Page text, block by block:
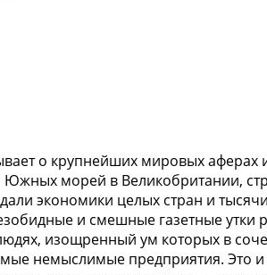
о крупнейших мировых аферах
морей в Великобритании,
экономики целых стран и
и смешные газетные утки
изощренный ум которых в
немыслимые предприятия. Это и